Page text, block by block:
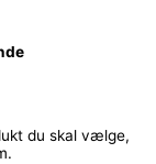
du skal vælge,